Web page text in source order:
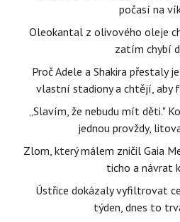
počasí na
Oleokantal z olivového oleje
zatím chybí
Proč Adele a Shakira přestaly
vlastní stadiony a chtějí, aby
„Slavím, že nebudu mít děti."
jednou provždy,
Zlom, který málem zničil Gaia
ticho a návrat
Ústřice dokázaly vyfiltrovat
týden, dnes to